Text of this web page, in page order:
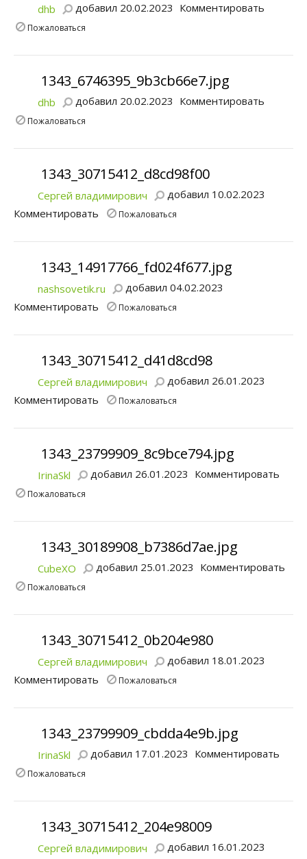
dhb добавил 20.02.2023 Комментировать
Пожаловаться
1343_6746395_9b3cb66e7.jpg
dhb добавил 20.02.2023 Комментировать
Пожаловаться
1343_30715412_d8cd98f00
Сергей владимирович
добавил 10.02.2023
Комментировать
Пожаловаться
1343_14917766_fd024f677.jpg
nashsovetik.ru
добавил 04.02.2023
Комментировать
Пожаловаться
1343_30715412_d41d8cd98
Сергей владимирович
добавил 26.01.2023
Комментировать
Пожаловаться
1343_23799909_8c9bce794.jpg
IrinaSkl добавил 26.01.2023 Комментировать
Пожаловаться
1343_30189908_b7386d7ae.jpg
CubeXO добавил 25.01.2023 Комментировать
Пожаловаться
1343_30715412_0b204e980
Сергей владимирович
добавил 18.01.2023
Комментировать
Пожаловаться
1343_23799909_cbdda4e9b.jpg
IrinaSkl добавил 17.01.2023 Комментировать
Пожаловаться
1343_30715412_204e98009
Сергей владимирович добавил 16.01.2023